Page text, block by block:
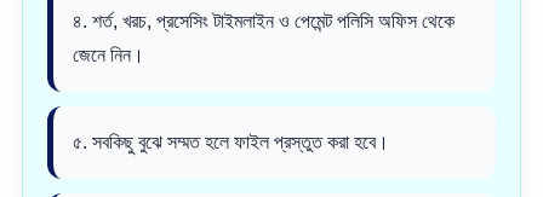
৪. শর্ত, খরচ, প্রসেসিং টাইমলাইন ও পেমেন্ট পলিসি অফিস থেকে
জেনে নিন।
৫. সবকিছু বুঝে সম্মত হলে ফাইল প্রস্তুত করা হবে।